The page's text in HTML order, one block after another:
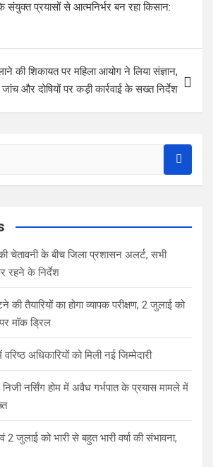
A
p
t
संयुक्त प्रयासों से आत्मनिर्भर बन रहा किसान:
की शिकायत पर महिला आयोग ने लिया संज्ञान,
और दोषियों पर कड़ी कार्रवाई के सख्त निर्देश
की चेतावनी के बीच जिला प्रशासन अलर्ट, सभी
रहने के निर्देश
तैयारियों का होगा व्यापक परीक्षण, 2 जुलाई को
मॉक ड्रिल
वरिष्ठ अधिकारियों को मिली नई जिम्मेदारी
नर्सिंग होम में अवैध गर्भपात के प्रयास मामले में
जुलाई को भारी से बहुत भारी वर्षा की संभावना,